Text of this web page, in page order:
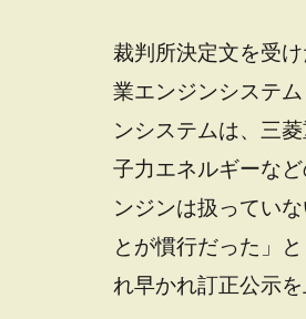
裁判所決定文を受
業エンジンシステ
ンシステムは、三
子力エネルギーな
ンジンは扱ってい
とが慣行だった」
れ早かれ訂正公示を